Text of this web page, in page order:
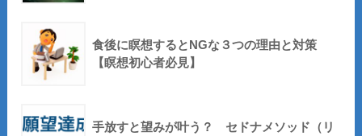
食後に瞑想するとNGな３つの理由と対策
【瞑想初心者必見】
手放すと望みが叶う？ セドナメソッド（リ